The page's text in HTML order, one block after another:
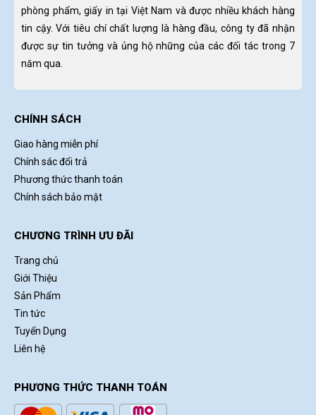
phòng phẩm, giấy in tại Việt Nam và được nhiều khách hàng
tin cậy. Với tiêu chí chất lượng là hàng đầu, công ty đã nhận
được sự tin tưởng và ủng hộ những của các đối tác trong 7
năm qua.
CHÍNH SÁCH
Giao hàng miễn phí
Chính sác đổi trả
Phương thức thanh toán
Chính sách bảo mật
CHƯƠNG TRÌNH ƯU ĐÃI
Trang chủ
Giới Thiệu
Sản Phẩm
Tin tức
Tuyển Dụng
Liên hệ
PHƯƠNG THỨC THANH TOÁN